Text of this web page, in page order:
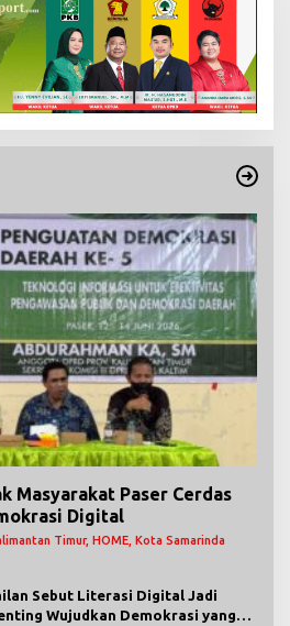
Masyarakat Paser Cerdas
Digital
Timur, HOME, Kota Samarinda
Sebut Literasi Digital Jadi
Wujudkan Demokrasi yang